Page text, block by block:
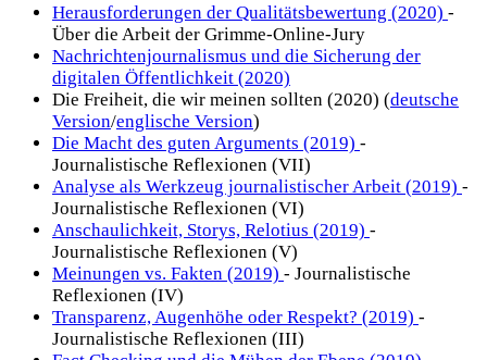
Herausforderungen der Qualitätsbewertung (2020) -
Über die Arbeit der Grimme-Online-Jury
Nachrichtenjournalismus und die Sicherung der
digitalen Öffentlichkeit (2020)
Die Freiheit, die wir meinen sollten (2020) (deutsche
Version/englische Version)
Die Macht des guten Arguments (2019) -
Journalistische Reflexionen (VII)
Analyse als Werkzeug journalistischer Arbeit (2019) -
Journalistische Reflexionen (VI)
Anschaulichkeit, Storys, Relotius (2019) -
Journalistische Reflexionen (V)
Meinungen vs. Fakten (2019) - Journalistische
Reflexionen (IV)
Transparenz, Augenhöhe oder Respekt? (2019) -
Journalistische Reflexionen (III)